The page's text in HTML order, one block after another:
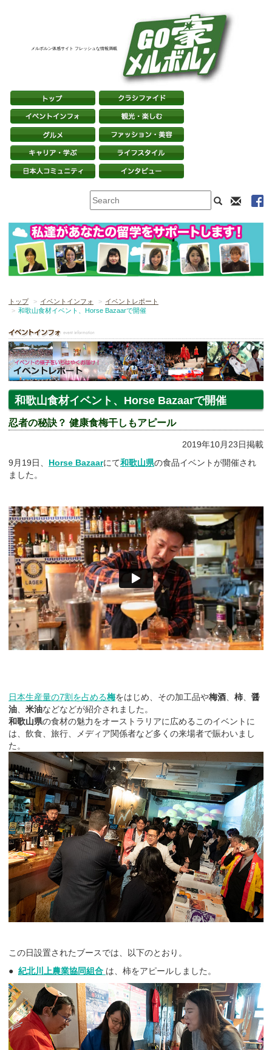
メルボルン体感サイト フレッシュな情報満載
トップ イベントインフォ
イベントレポート
和歌山食材イベント、Horse Bazaarで開催
和歌山食材イベント、Horse Bazaarで開催
忍者の秘訣？ 健康食梅干しもアピール
2019年10月23日掲載
9月19日、 Horse Bazaarにて和歌山県の食品イベントが開催され
ました。
日本生産量の7割を占める梅をはじめ、その加工品や梅酒 柿
醤
油
米油などなどが紹介されました。
和歌山県の食材の魅力をオーストラリアに広めるこのイベントに
は、飲食、旅行、メディア関係者など多くの来場者で賑わいまし
た。
この日設置されたブースでは、以下のとおり。
● 紀北川上農業協同組合 は、柿をアピールしました。